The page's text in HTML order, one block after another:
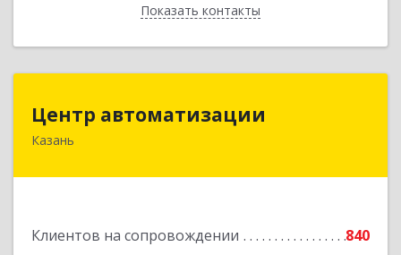
Показать контакты
Назад
Центр автоматизации
Казань
Клиентов на сопровождении
840
420133, Татарстан Респ, Казань г, Ямашева пр-